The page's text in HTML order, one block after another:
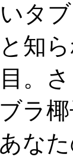
タ
知
。
ラ
な